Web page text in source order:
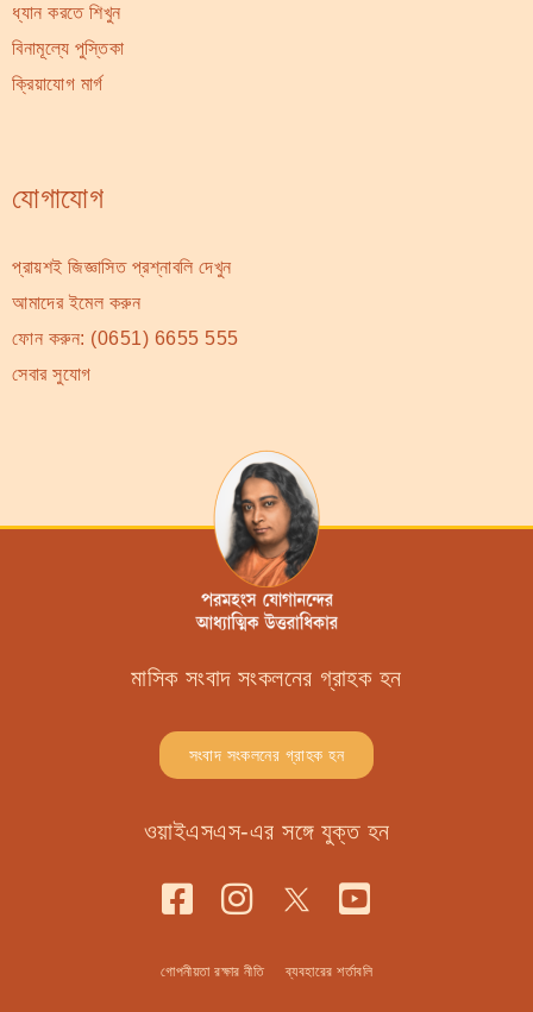
ধ্যান করতে শিখুন
বিনামূল্যে পুস্তিকা
ক্রিয়াযোগ মার্গ
যোগাযোগ
প্রায়শই জিজ্ঞাসিত প্রশ্নাবলি দেখুন
আমাদের ইমেল করুন
ফোন করুন: (0651) 6655 555
সেবার সুযোগ
মাসিক সংবাদ সংকলনের গ্রাহক হন
সংবাদ সংকলনের গ্রাহক হন
ওয়াইএসএস-এর সঙ্গে যুক্ত হন
গোপনীয়তা রক্ষার নীতি ব্যবহারের শর্তাবলি